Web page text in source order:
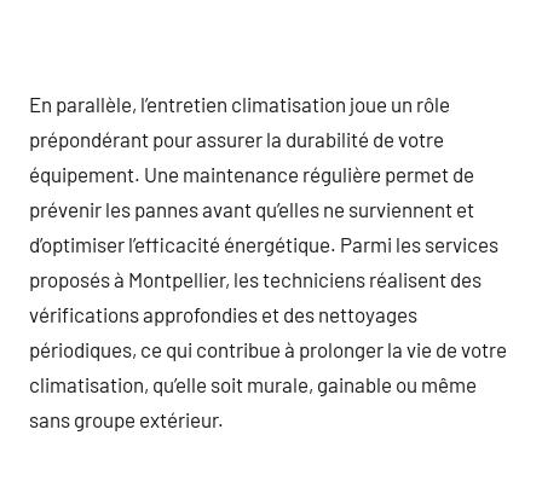
En parallèle, l’entretien climatisation joue un rôle
prépondérant pour assurer la durabilité de votre
équipement. Une maintenance régulière permet de
prévenir les pannes avant qu’elles ne surviennent et
d’optimiser l’efficacité énergétique. Parmi les services
proposés à Montpellier, les techniciens réalisent des
vérifications approfondies et des nettoyages
périodiques, ce qui contribue à prolonger la vie de votre
climatisation, qu’elle soit murale, gainable ou même
sans groupe extérieur.